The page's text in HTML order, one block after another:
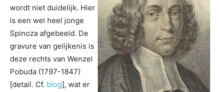
wordt niet duidelijk. Hier
is een wel heel jonge
Spinoza afgebeeld. De
gravure van gelijkenis is
deze rechts van Wenzel
Pobuda (1797-1847)
[detail. Cf. blog], wat er